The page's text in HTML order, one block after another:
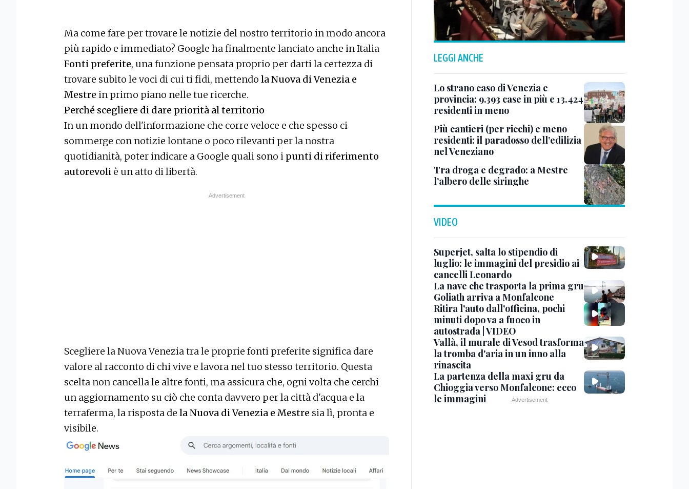
Ma come fare per trovare le notizie del nostro territorio in modo ancora
più rapido e immediato? Google ha finalmente lanciato anche in Italia
Fonti preferite, una funzione pensata proprio per darti la certezza di
trovare subito le voci di cui ti fidi, mettendo la Nuova di Venezia e
Mestre in primo piano nelle tue ricerche.
Perché scegliere di dare priorità al territorio
In un mondo dell'informazione che corre veloce e che spesso ci
sommerge con notizie lontane o poco rilevanti per la nostra
quotidianità, poter indicare a Google quali sono i punti di riferimento
autorevoli è un atto di libertà.
Scegliere la Nuova Venezia tra le proprie fonti preferite significa dare
valore al racconto di chi vive e lavora nel tuo stesso territorio. Questa
scelta non cancella le altre fonti, ma assicura che, ogni volta che cerchi
un aggiornamento su ciò che conta davvero per la città d'acqua e la
terraferma, la risposta de la Nuova di Venezia e Mestre sia lì, pronta e
visibile.
LEGGI ANCHE
Lo strano caso di Venezia e
provincia: 9.393 case in più e 13.424
residenti in meno
Più cantieri (per ricchi) e meno
residenti: il paradosso dell’edilizia
nel Veneziano
Tra droga e degrado: a Mestre
l’albero delle siringhe
VIDEO
Superjet, salta lo stipendio di
luglio: le immagini del presidio ai
cancelli Leonardo
La nave che trasporta la prima gru
Goliath arriva a Monfalcone
Ritira l'auto dall'officina, pochi
minuti dopo va a fuoco in
autostrada | VIDEO
Vallà, il murale di Vesod trasforma
la tromba d'aria in un inno alla
rinascita
La partenza della maxi gru da
Chioggia verso Monfalcone: ecco
le immagini